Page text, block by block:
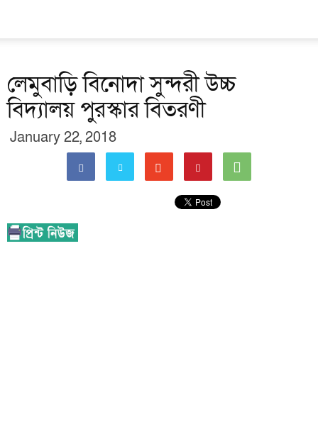
লেমুবাড়ি বিনোদা সুন্দরী উচ্চ
বিদ্যালয় পুরস্কার বিতরণী
January 22, 2018